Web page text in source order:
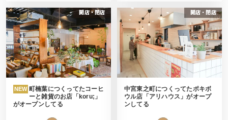
開店・閉店
NEW 町楠葉につくってたコーヒ
ーと雑貨のお店「koru;」
がオープンしてる
開店・閉店
中宮東之町につくってたポキボ
ウル店「アリハウス」がオープ
ンしてる